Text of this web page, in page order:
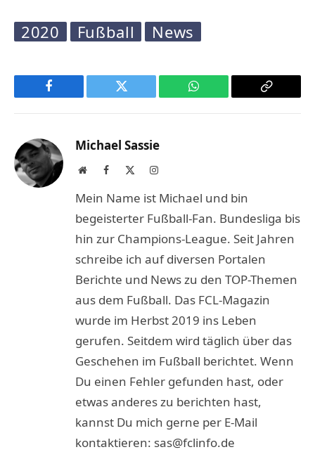
2020 Fußball News
Facebook Twitter WhatsApp
Copy
Michael Sassie
WebsiteFacebook Instagram
Mein Name ist Michael und bin
begeisterter Fußball-Fan. Bundesliga bis
hin zur Champions-League. Seit Jahren
schreibe ich auf diversen Portalen
Berichte und News zu den TOP-Themen
aus dem Fußball. Das FCL-Magazin
wurde im Herbst 2019 ins Leben
gerufen. Seitdem wird täglich über das
Geschehen im Fußball berichtet. Wenn
Du einen Fehler gefunden hast, oder
etwas anderes zu berichten hast,
kannst Du mich gerne per E-Mail
kontaktieren: sas@fclinfo.de